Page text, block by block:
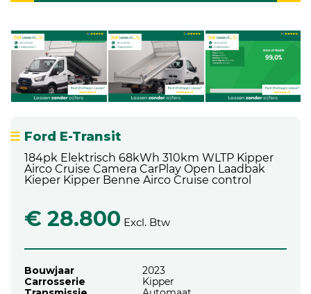
Ford E-Transit
184pk Elektrisch 68kWh 310km WLTP Kipper
Airco Cruise Camera CarPlay Open Laadbak
Kieper Kipper Benne Airco Cruise control
€ 28.800 Excl. Btw
Bouwjaar
2023
Carrosserie
Kipper